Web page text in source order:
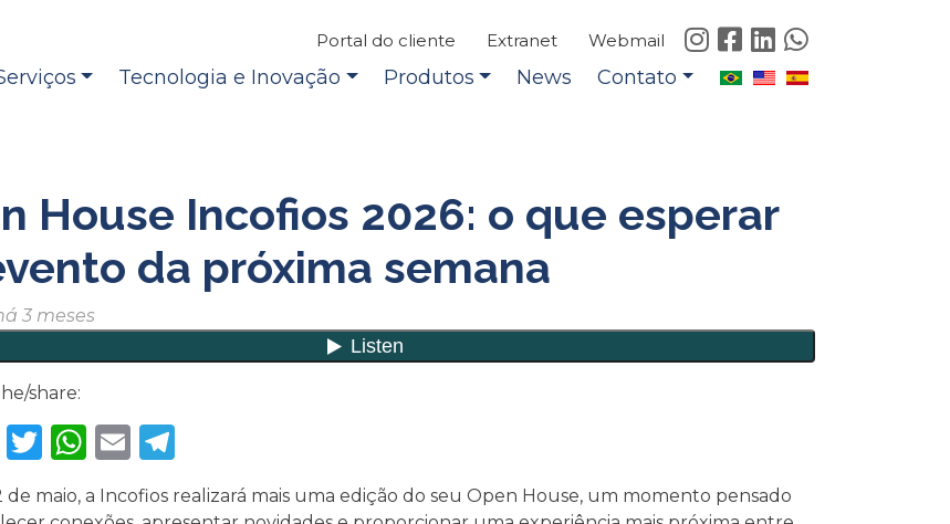
Tecnologia e Inovação Produtos News Contato
Portal do cliente Extranet Webmail
House Incofios 2026: o que esperar
da próxima semana
3 meses
share:
LinkedIn
Twitter
WhatsApp
Email
de maio, a Incofios realizará mais uma edição do seu Open House, um momento pensado